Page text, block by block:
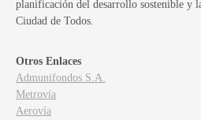
planificación del desarrollo sostenible y
Ciudad de Todos.
Otros Enlaces
Admunifondos S.A.
Metrovía
Aerovía